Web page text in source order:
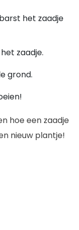
het zaadje
zaadje.
grond.
hoe een zaadje
nieuw plantje!